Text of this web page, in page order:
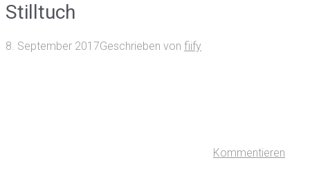
Stilltuch
8. September 2017Geschrieben von fiify
Kommentieren